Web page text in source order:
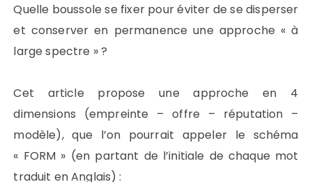
Quelle boussole se fixer pour éviter de se disperser
et conserver en permanence une approche « à
large spectre » ?
Cet article propose une approche en 4
dimensions (empreinte – offre – réputation –
modèle), que l’on pourrait appeler le schéma
« FORM » (en partant de l’initiale de chaque mot
traduit en Anglais) :